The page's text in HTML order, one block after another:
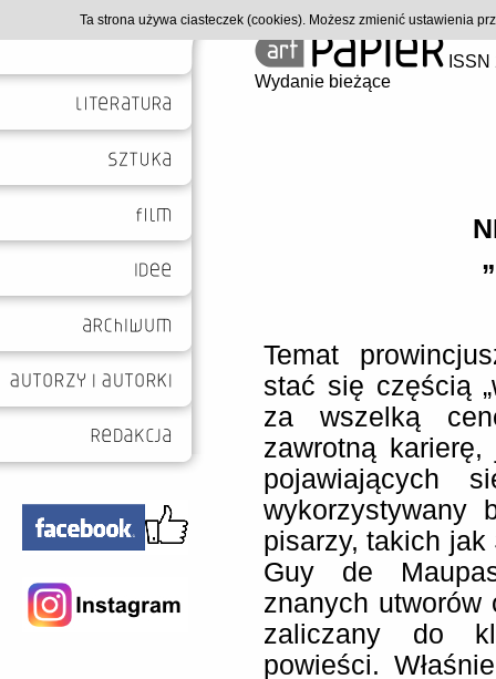
Wydanie bieżące
Temat
stać się częścią
za wszelką
zawrotną
pojawiających
wykorzystywany
pisarzy, takich
Guy de
znanych utworów
zaliczany do
powieści.
Ta strona używa ciasteczek (cookies). Możesz zmienić ustawienia